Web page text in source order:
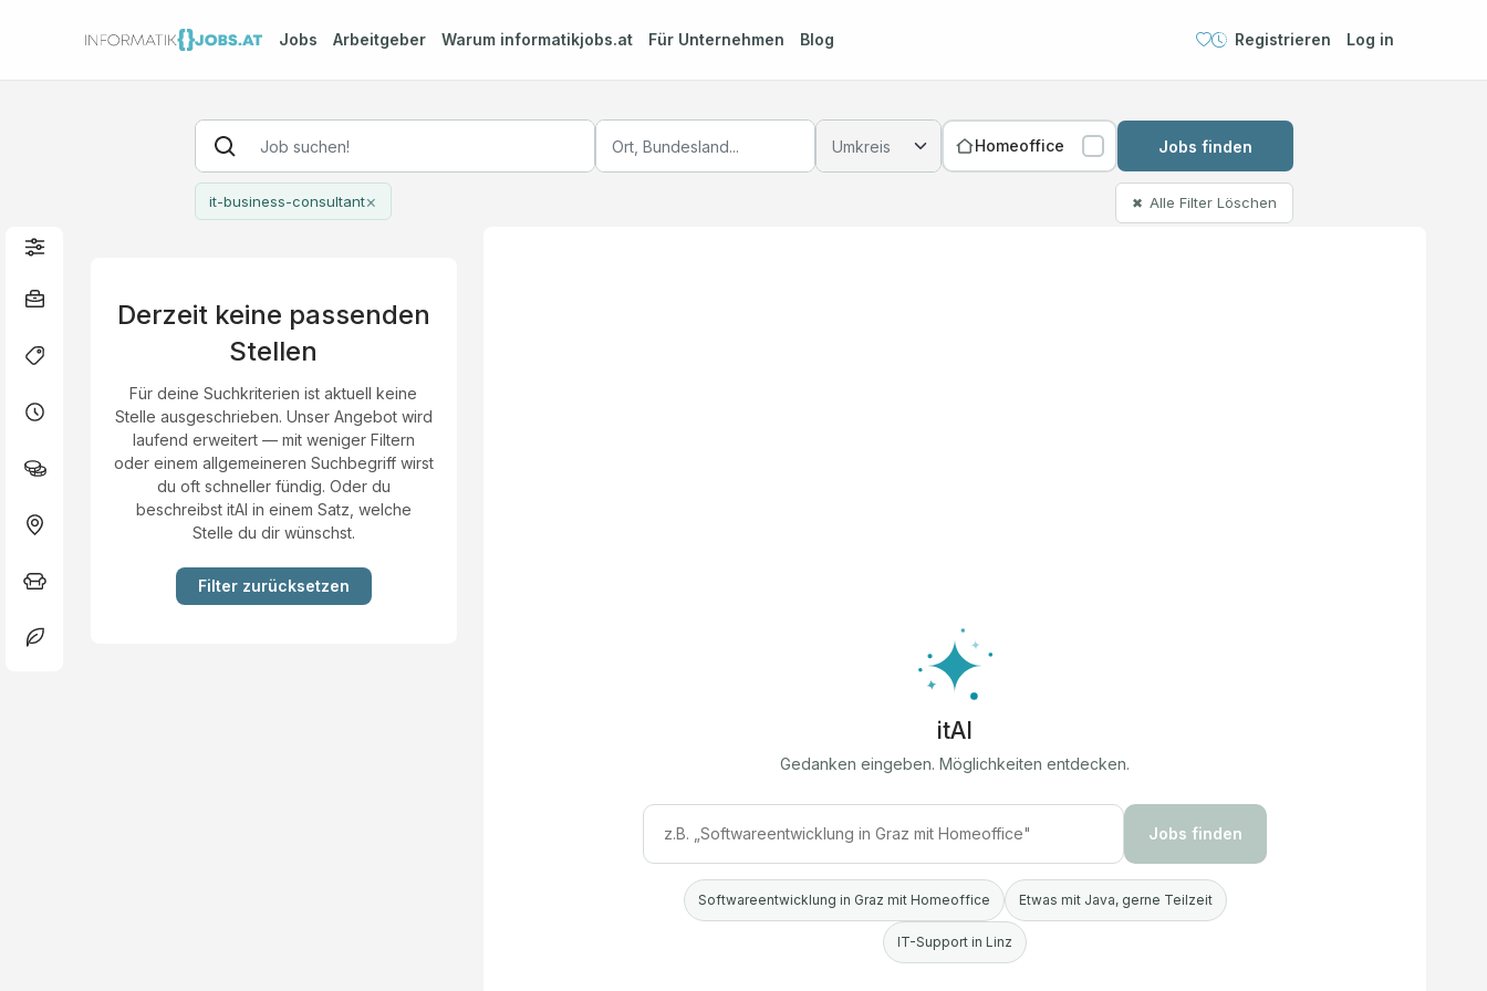
Jobs Arbeitgeber Warum informatikjobs.at Für Unternehmen Blog Registrieren Log in
Homeoffice Jobs finden
it-business-consultant× ✖ Alle Filter Löschen
Derzeit keine passenden
Stellen
Für deine Suchkriterien ist aktuell keine
Stelle ausgeschrieben. Unser Angebot wird
laufend erweitert — mit weniger Filtern
oder einem allgemeineren Suchbegriff wirst
du oft schneller fündig. Oder du
beschreibst itAI in einem Satz, welche
Stelle du dir wünschst.
Filter zurücksetzen
itAI
Gedanken eingeben. Möglichkeiten entdecken.
Jobs finden
Softwareentwicklung in Graz mit Homeoffice Etwas mit Java, gerne Teilzeit
IT-Support in Linz